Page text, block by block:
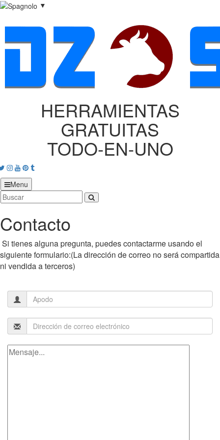
▼
HERRAMIENTAS
GRATUITAS
TODO‑EN‑UNO
Twitter
Instagram
Youtube
Pinterest
tumblr
Menu
Contacto
Si tienes alguna pregunta, puedes contactarme usando el
siguiente formulario:(La dirección de correo no será compartida
ni vendida a terceros)